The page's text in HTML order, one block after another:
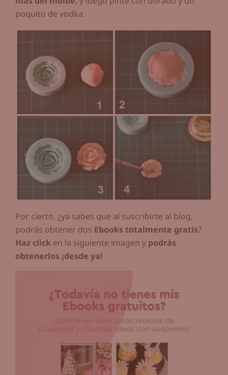
poquito de vodka.
Por cierto, ¿ya sabes que al suscribirte al blog,
podrás obtener dos Ebooks totalmente gratis?
Haz click en la siguiente imagen y podrás
obtenerlos ¡desde ya!